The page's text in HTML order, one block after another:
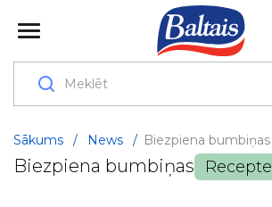
Sākums / News / Biezpiena bumbiņas
Biezpiena bumbiņas Recepte